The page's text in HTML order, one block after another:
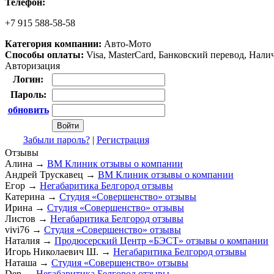
+7 915 588-58-58
Категория компании: Авто-Мото
Способы оплаты: Visa, MasterCard, Банковский перевод,
Авторизация
Логин:
Пароль:
обновить
Забыли пароль?| Регистрация
Отзывы
Алина → ВМ Клиник отзывы о компании
Андрей Трускавец → ВМ Клиник отзывы о компании
Егор → Негабаритика Белгород отзывы
Катерина → Студия «Совершенство» отзывы
Ирина → Студия «Совершенство» отзывы
Листов → Негабаритика Белгород отзывы
vivi76 → Студия «Совершенство» отзывы
Наталия → Продюсерский Центр «БЭСТ» отзывы о компании
Игорь Николаевич Ш. → Негабаритика Белгород отзывы
Наташа → Студия «Совершенство» отзывы